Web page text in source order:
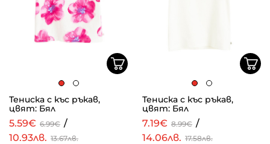
Тениска с къс ръкав,
цвят: Бял
5.59€ 6.99€ /
10.93лв. 13.67лв.
Тениска с къс ръкав,
цвят: Бял
7.19€ 8.99€ /
14.06лв. 17.58лв.